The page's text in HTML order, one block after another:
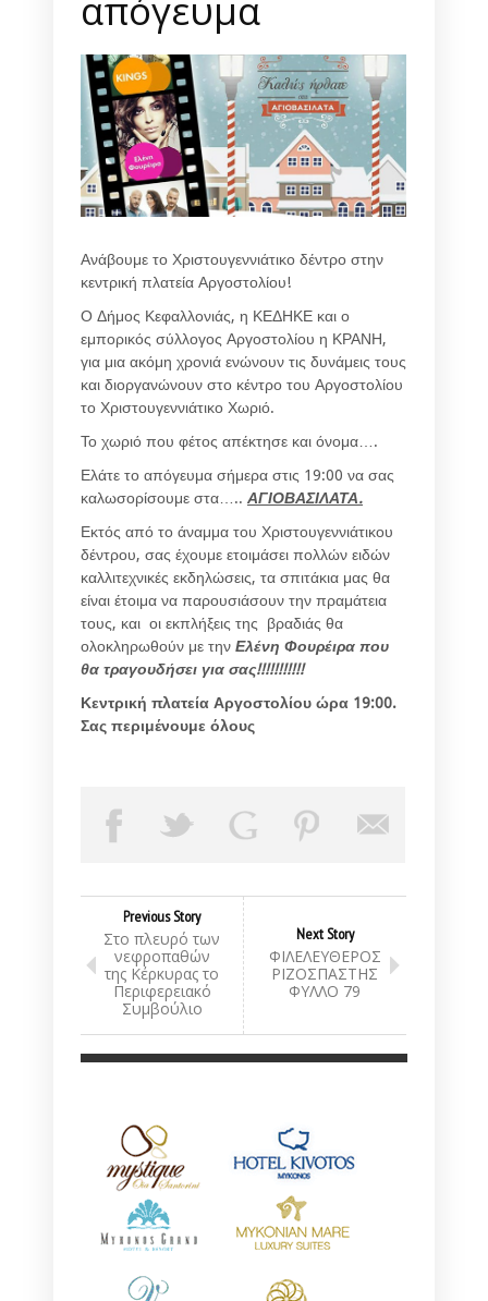
Ανάβουμε το Χριστουγεννιάτικο δέντρο στην
κεντρική πλατεία Αργοστολίου!
Ο Δήμος Κεφαλλονιάς, η ΚΕΔΗΚΕ και ο
εμπορικός σύλλογος Αργοστολίου η ΚΡΑΝΗ,
για μια ακόμη χρονιά ενώνουν τις δυνάμεις τους
και διοργανώνουν στο κέντρο του Αργοστολίου
το Χριστουγεννιάτικο Χωριό.
Το χωριό που φέτος απέκτησε και όνομα….
Ελάτε το απόγευμα σήμερα στις 19:00 να σας
καλωσορίσουμε στα….. ΑΓΙΟΒΑΣΙΛΑΤΑ.
Εκτός από το άναμμα του Χριστουγεννιάτικου
δέντρου, σας έχουμε ετοιμάσει πολλών ειδών
καλλιτεχνικές εκδηλώσεις, τα σπιτάκια μας θα
είναι έτοιμα να παρουσιάσουν την πραμάτεια
τους, και οι εκπλήξεις της βραδιάς θα
ολοκληρωθούν με την Ελένη Φουρέιρα που
θα τραγουδήσει για σας!!!!!!!!!!!
Κεντρική πλατεία Αργοστολίου ώρα 19:00.
Σας περιμένουμε όλους
Previous Story
Στο πλευρό των
νεφροπαθών
της Κέρκυρας το
Περιφερειακό
Συμβούλιο
Next Story
ΦΙΛΕΛΕΥΘΕΡΟΣ
ΡΙΖΟΣΠΑΣΤΗΣ
ΦΥΛΛΟ 79